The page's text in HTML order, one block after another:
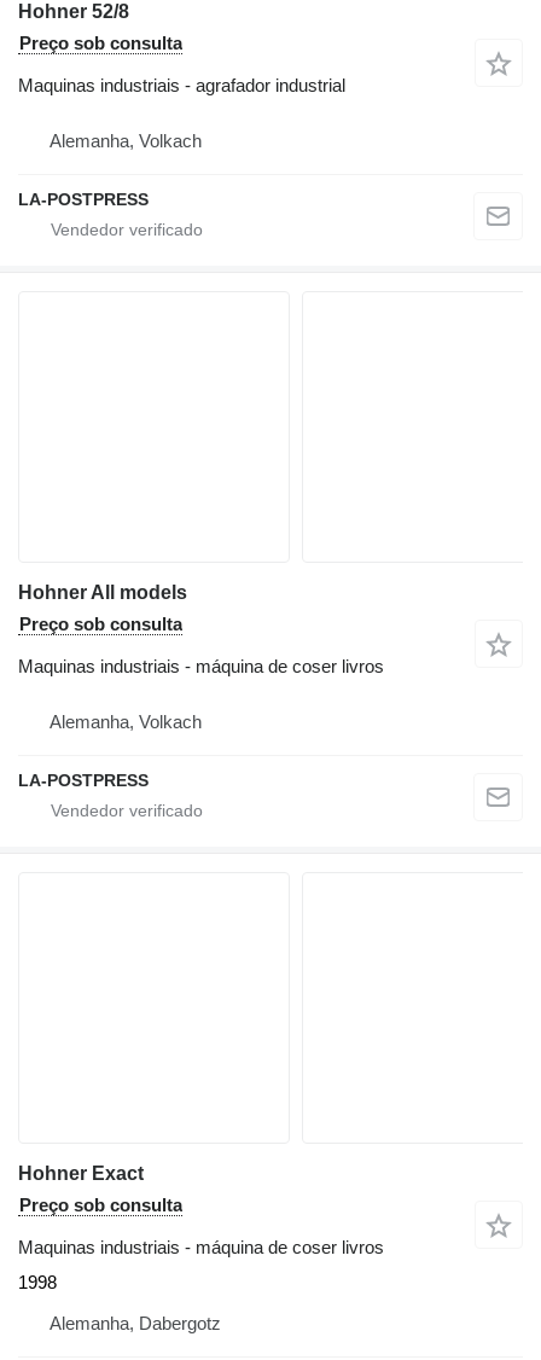
Hohner 52/8
Preço sob consulta
Maquinas industriais - agrafador industrial
Alemanha, Volkach
LA-POSTPRESS
Hohner All models
Preço sob consulta
Maquinas industriais - máquina de coser livros
Alemanha, Volkach
LA-POSTPRESS
Hohner Exact
Preço sob consulta
Maquinas industriais - máquina de coser livros
1998
Alemanha, Dabergotz